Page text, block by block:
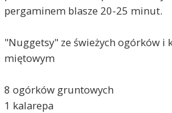
pergaminem blasze 20-25 minut.
"Nuggetsy" ze świeżych ogórków i
miętowym
8 ogórków gruntowych
1 kalarepa